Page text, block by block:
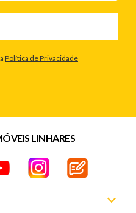
Política de Privacidade
LINHARES